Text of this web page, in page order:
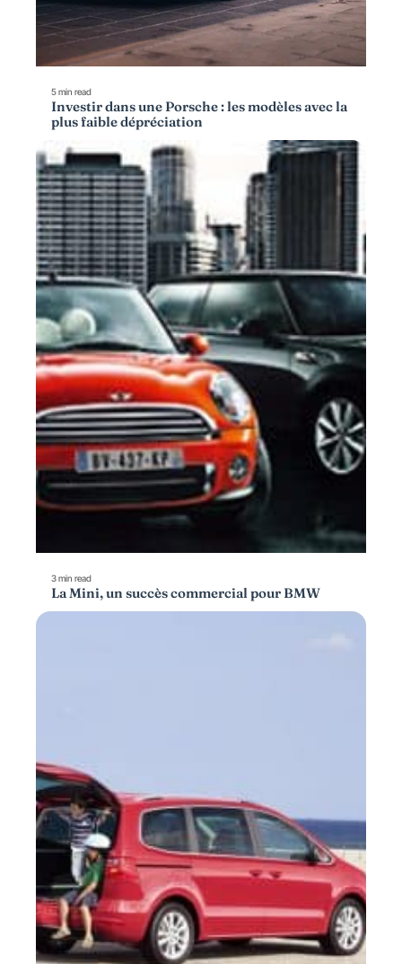
5 min read
Investir dans une Porsche : les modèles avec la
plus faible dépréciation
3 min read
La Mini, un succès commercial pour BMW